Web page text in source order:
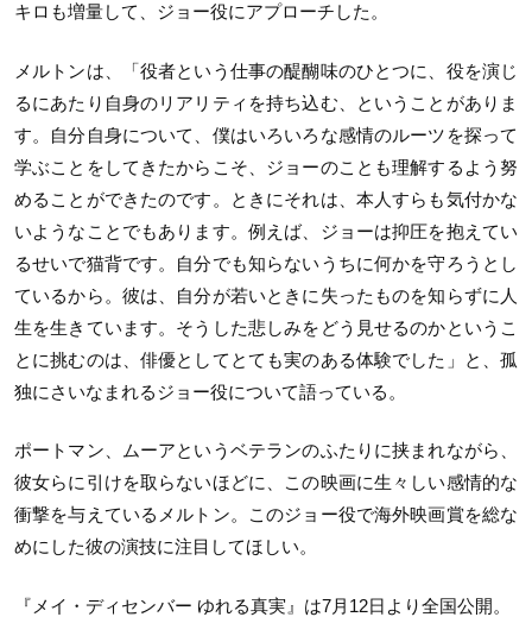
キロも増量して、ジョー役にアプローチした。
メルトンは、「役者という仕事の醍醐味のひとつに、役を演じ
るにあたり自身のリアリティを持ち込む、ということがありま
す。自分自身について、僕はいろいろな感情のルーツを探って
学ぶことをしてきたからこそ、ジョーのことも理解するよう努
めることができたのです。ときにそれは、本人すらも気付かな
いようなことでもあります。例えば、ジョーは抑圧を抱えてい
るせいで猫背です。自分でも知らないうちに何かを守ろうとし
ているから。彼は、自分が若いときに失ったものを知らずに人
生を生きています。そうした悲しみをどう見せるのかというこ
とに挑むのは、俳優としてとても実のある体験でした」と、孤
独にさいなまれるジョー役について語っている。
ポートマン、ムーアというベテランのふたりに挟まれながら、
彼女らに引けを取らないほどに、この映画に生々しい感情的な
衝撃を与えているメルトン。このジョー役で海外映画賞を総な
めにした彼の演技に注目してほしい。
『メイ・ディセンバー ゆれる真実』は7月12日より全国公開。